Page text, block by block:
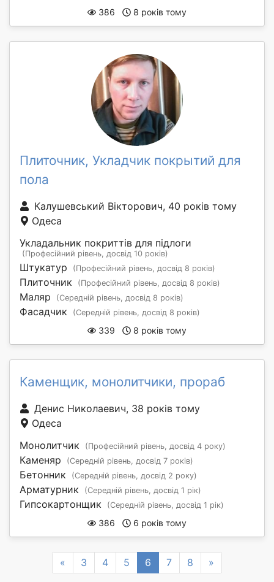
386 8 років тому
Плиточник, Укладчик покрытий для
пола
Калушевський Вікторович, 40 років тому
Одеса
Укладальник покриттів для підлоги
(Професійний рівень, досвід 10 років)
Штукатур (Професійний рівень, досвід 8 років)
Плиточник (Професійний рівень, досвід 8 років)
Маляр (Середній рівень, досвід 8 років)
Фасадчик (Середній рівень, досвід 8 років)
339 8 років тому
Каменщик, монолитчики, прораб
Денис Николаевич, 38 років тому
Одеса
Монолитчик
(Професійний рівень, досвід 4 року)
Каменяр (Середній рівень, досвід 7 років)
Бетонник (Середній рівень, досвід 2 року)
Арматурник (Середній рівень, досвід 1 рік)
Гипсокартонщик (Середній рівень, досвід 1 рік)
386 6 років тому
« Previous
3 4 5 6 7 8 »